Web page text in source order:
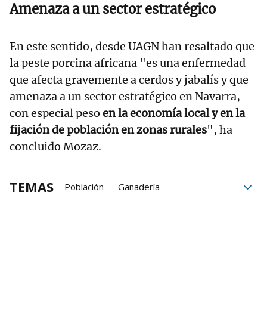
Amenaza a un sector estratégico
En este sentido, desde UAGN han resaltado que
la peste porcina africana "es una enfermedad
que afecta gravemente a cerdos y jabalís y que
amenaza a un sector estratégico en Navarra,
con especial peso en la economía local y en la
fijación de población en zonas rurales", ha
concluido Mozaz.
TEMAS Población
Ganadería